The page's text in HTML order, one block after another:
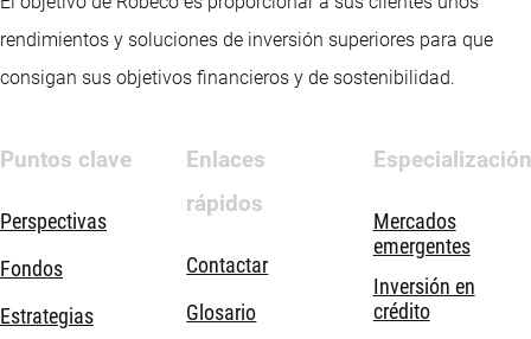
rendimientos y soluciones de inversión superiores para que
consigan sus objetivos financieros y de sostenibilidad.
Puntos clave
Perspectivas
Fondos
Estrategias
Enlaces
rápidos
Contactar
Glosario
Especialización
Mercados
emergentes
Inversión en
crédito